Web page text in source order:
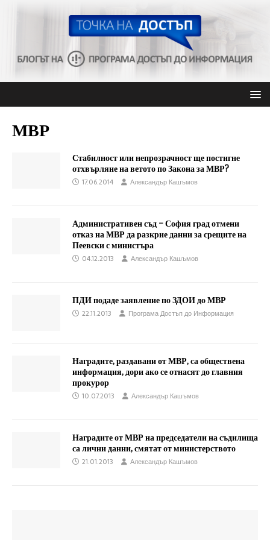
МВР
Стабилност или непрозрачност ще постигне
отхвърляне на ветото по Закона за МВР?
17.06.2014 Александър Кашъмов
Административен съд – София град отмени
отказ на МВР да разкрие данни за срещите на
Пеевски с министъра
04.12.2013 Александър Кашъмов
ПДИ подаде заявление по ЗДОИ до МВР
22.11.2013 Програма Достъп до Информация
Наградите, раздавани от МВР, са обществена
информация, дори ако се отнасят до главния
прокурор
10.07.2013 Александър Кашъмов
Наградите от МВР на председатели на съдилища
са лични данни, смятат от министерството
21.01.2013 Александър Кашъмов